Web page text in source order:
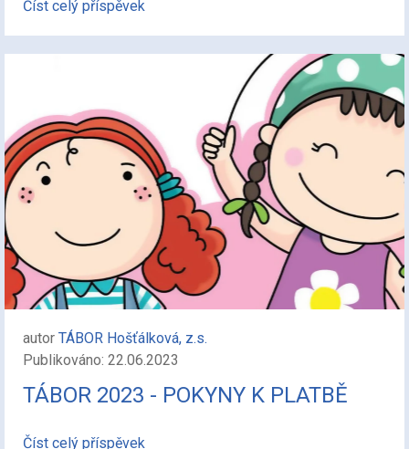
Číst celý příspěvek
autor TÁBOR Hošťálková, z.s.
Publikováno: 22.06.2023
TÁBOR 2023 - POKYNY K PLATBĚ
Číst celý příspěvek